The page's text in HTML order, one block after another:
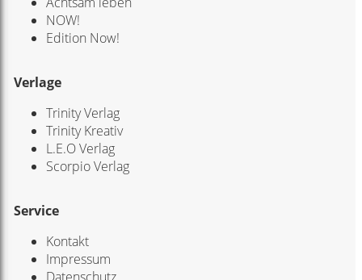
NOW!
Edition Now!
Verlage
Trinity Verlag
Trinity Kreativ
L.E.O Verlag
Scorpio Verlag
Service
Kontakt
Impressum